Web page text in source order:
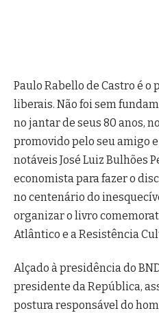
Paulo Rabello de Castro é
liberais. Não foi sem
no jantar de seus 80 anos,
promovido pelo seu amigo
notáveis José Luiz Bulhões
economista para fazer o
no centenário do
organizar o livro
Atlântico e a Resistência
Alçado à presidência do
presidente da República,
postura responsável do